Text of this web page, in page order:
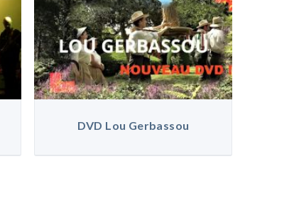
DVD Lou Gerbassou